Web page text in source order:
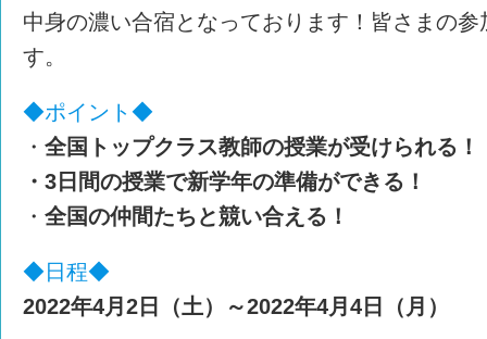
中身の濃い合宿となっております！皆さまの
す。
◆ポイント◆
・ 全国トップクラス教師の授業が受けられる！
・3日間の授業で新学年の準備ができる！
・ 全国の仲間たちと競い合える！
◆日程◆
2022年4月2日（土）～2022年4月4日（月）